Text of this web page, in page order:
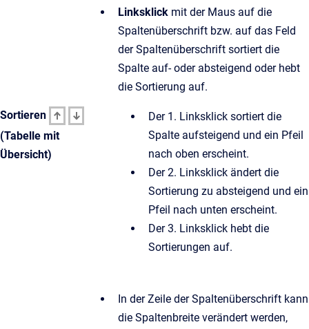
Sortieren
(Tabelle mit
Übersicht)
Linksklick mit der Maus auf die
Spaltenüberschrift bzw. auf das Feld
der Spaltenüberschrift sortiert die
Spalte auf- oder absteigend oder hebt
die Sortierung auf.
Der 1. Linksklick sortiert die
Spalte aufsteigend und ein Pfeil
nach oben erscheint.
Der 2. Linksklick ändert die
Sortierung zu absteigend und ein
Pfeil nach unten erscheint.
Der 3. Linksklick hebt die
Sortierungen auf.
In der Zeile der Spaltenüberschrift kann
die Spaltenbreite verändert werden,